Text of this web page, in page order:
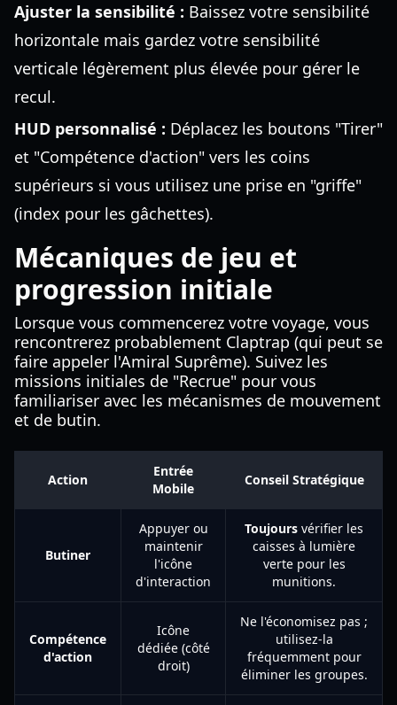
Ajuster la sensibilité : Baissez votre sensibilité
horizontale mais gardez votre sensibilité
verticale légèrement plus élevée pour gérer le
recul.
HUD personnalisé : Déplacez les boutons "Tirer"
et "Compétence d'action" vers les coins
supérieurs si vous utilisez une prise en "griffe"
(index pour les gâchettes).
Mécaniques de jeu et
progression initiale
Lorsque vous commencerez votre voyage, vous
rencontrerez probablement Claptrap (qui peut se
faire appeler l'Amiral Suprême). Suivez les
missions initiales de "Recrue" pour vous
familiariser avec les mécanismes de mouvement
et de butin.
Action
Entrée
Mobile
Conseil Stratégique
Butiner
Appuyer ou
maintenir
l'icône
d'interaction
Toujours vérifier les
caisses à lumière
verte pour les
munitions.
Compétence
d'action
Icône
dédiée (côté
droit)
Ne l'économisez pas ;
utilisez-la
fréquemment pour
éliminer les groupes.